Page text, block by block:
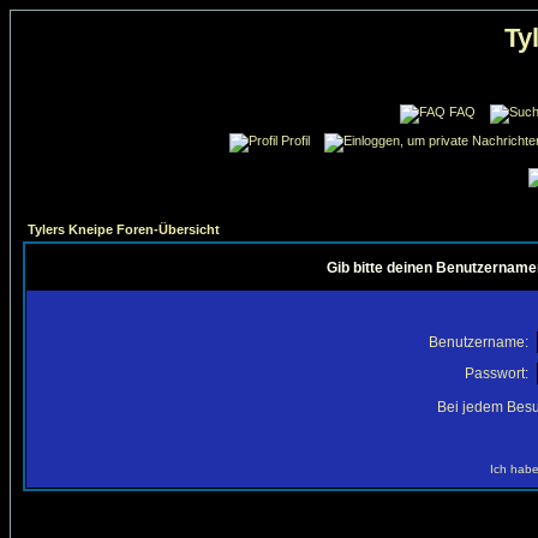
FAQ
Profil
Tylers Kneipe Foren-Übersicht
Gib bitte deinen
Benutzername:
Passwort:
Bei jedem
Ich